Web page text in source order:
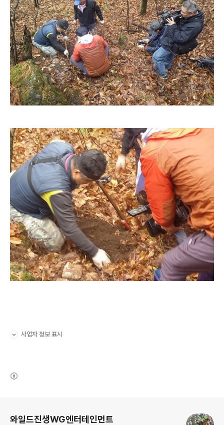
사업자 정보 표시
와일드진생WG엔터테인먼트